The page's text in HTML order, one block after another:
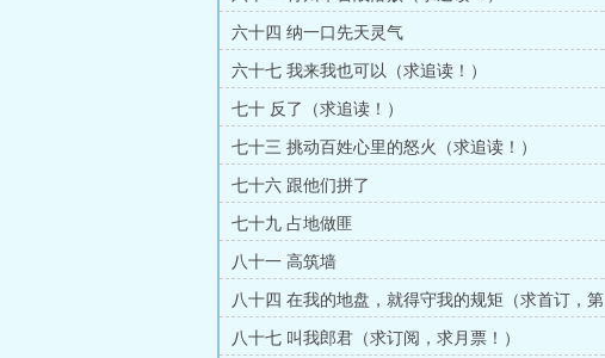
六十四 纳一口先天灵气
六十七 我来我也可以（求追读！）
七十 反了（求追读！）
七十三 挑动百姓心里的怒火（求追读！）
七十六 跟他们拼了
七十九 占地做匪
八十一 高筑墙
八十四 在我的地盘，就得守我的规矩（求首订，第
五更。）
八十七 叫我郎君（求订阅，求月票！）